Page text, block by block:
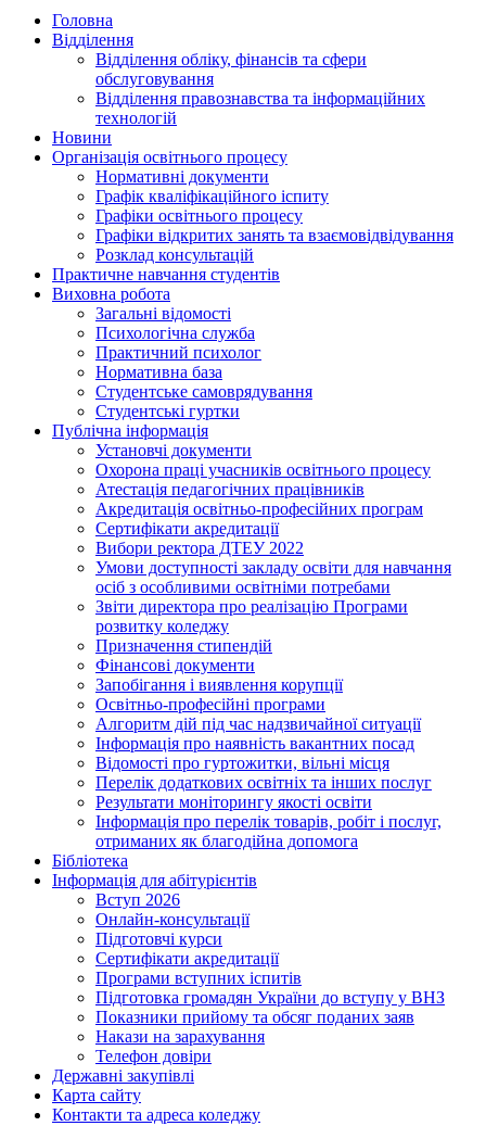
Головна
Відділення
Відділення обліку, фінансів та сфери
обслуговування
Відділення правознавства та інформаційних
технологій
Новини
Організація освітнього процесу
Нормативні документи
Графік кваліфікаційного іспиту
Графіки освітнього процесу
Графіки відкритих занять та взаємовідвідування
Розклад консультацій
Практичне навчання студентів
Виховна робота
Загальні відомості
Психологічна служба
Практичний психолог
Нормативна база
Студентське самоврядування
Студентські гуртки
Публічна інформація
Установчі документи
Охорона праці учасників освітнього процесу
Атестація педагогічних працівників
Акредитація освітньо-професійних програм
Сертифікати акредитації
Вибори ректора ДТЕУ 2022
Умови доступності закладу освіти для навчання
осіб з особливими освітніми потребами
Звіти директора про реалізацію Програми
розвитку коледжу
Призначення стипендій
Фінансові документи
Запобігання і виявлення корупції
Освітньо-професійні програми
Алгоритм дій під час надзвичайної ситуації
Інформація про наявність вакантних посад
Відомості про гуртожитки, вільні місця
Перелік додаткових освітніх та інших послуг
Результати моніторингу якості освіти
Інформація про перелік товарів, робіт і послуг,
отриманих як благодійна допомога
Бібліотека
Інформація для абітурієнтів
Вступ 2026
Онлайн-консультації
Підготовчі курси
Сертифікати акредитації
Програми вступних іспитів
Підготовка громадян України до вступу у ВНЗ
Показники прийому та обсяг поданих заяв
Накази на зарахування
Телефон довіри
Державні закупівлі
Карта сайту
Контакти та адреса коледжу